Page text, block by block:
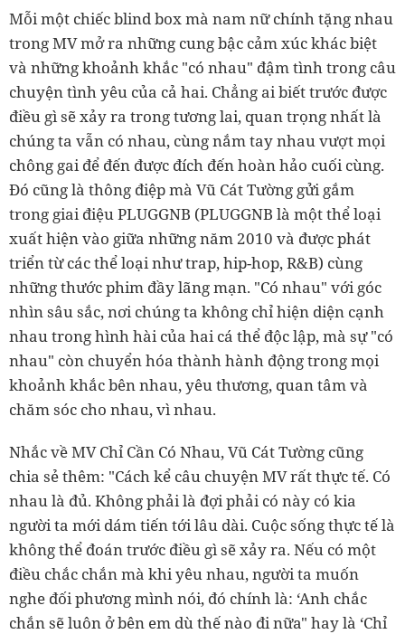
Mỗi một chiếc blind box mà nam nữ chính tặng nhau
trong MV mở ra những cung bậc cảm xúc khác biệt
và những khoảnh khắc "có nhau" đậm tình trong câu
chuyện tình yêu của cả hai. Chẳng ai biết trước được
điều gì sẽ xảy ra trong tương lai, quan trọng nhất là
chúng ta vẫn có nhau, cùng nắm tay nhau vượt mọi
chông gai để đến được đích đến hoàn hảo cuối cùng.
Đó cũng là thông điệp mà Vũ Cát Tường gửi gắm
trong giai điệu PLUGGNB (PLUGGNB là một thể loại
xuất hiện vào giữa những năm 2010 và được phát
triển từ các thể loại như trap, hip-hop, R&B) cùng
những thước phim đầy lãng mạn. "Có nhau" với góc
nhìn sâu sắc, nơi chúng ta không chỉ hiện diện cạnh
nhau trong hình hài của hai cá thể độc lập, mà sự "có
nhau" còn chuyển hóa thành hành động trong mọi
khoảnh khắc bên nhau, yêu thương, quan tâm và
chăm sóc cho nhau, vì nhau.
Nhắc về MV Chỉ Cần Có Nhau, Vũ Cát Tường cũng
chia sẻ thêm: "Cách kể câu chuyện MV rất thực tế. Có
nhau là đủ. Không phải là đợi phải có này có kia
người ta mới dám tiến tới lâu dài. Cuộc sống thực tế là
không thể đoán trước điều gì sẽ xảy ra. Nếu có một
điều chắc chắn mà khi yêu nhau, người ta muốn
nghe đối phương mình nói, đó chính là: ‘Anh chắc
chắn sẽ luôn ở bên em dù thế nào đi nữa" hay là ‘Chỉ